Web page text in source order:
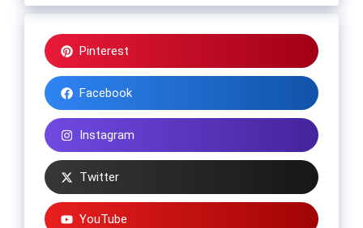
Pinterest
Facebook
Instagram
Twitter
YouTube